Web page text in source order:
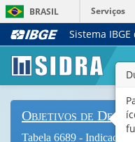
BRASIL
Serviços
Sistema
Objetivos de
Tabela 6689 - Indicador